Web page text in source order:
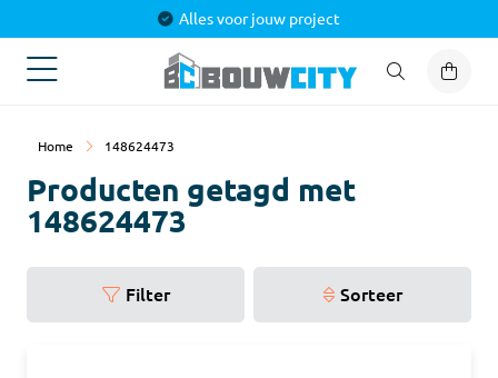
Alles voor jouw project
Home 148624473
Producten getagd met
148624473
Filter Sorteer